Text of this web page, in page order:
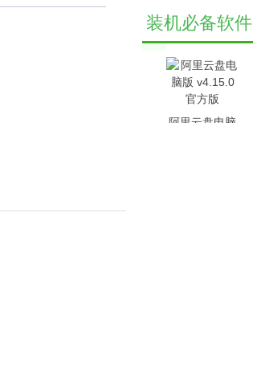
装机必备软件
阿里云盘电脑